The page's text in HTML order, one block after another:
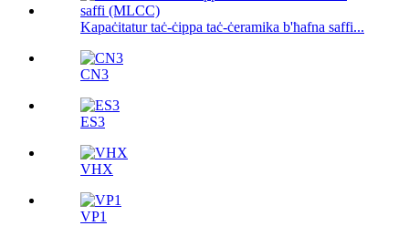
Kapaċitatur taċ-ċippa taċ-ċeramika b'ħafna saffi...
CN3
ES3
VHX
VP1